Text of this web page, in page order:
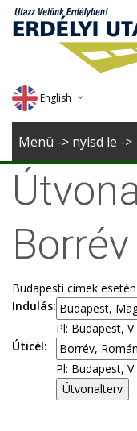
English
Deutsch
Romana
Menü -> nyisd le ->
Borrév
Budapesti címek
Indulás:
Pl: Budapest,
Úticél:
Pl: Budapest,